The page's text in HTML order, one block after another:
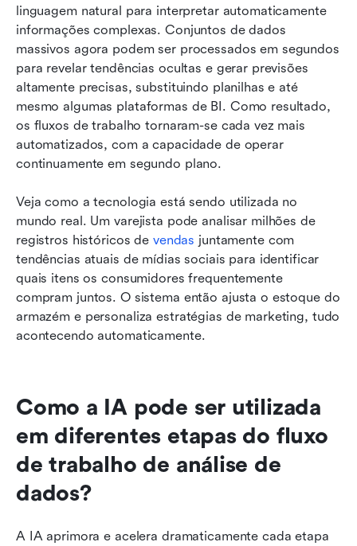
linguagem natural para interpretar automaticamente
informações complexas. Conjuntos de dados
massivos agora podem ser processados em segundos
para revelar tendências ocultas e gerar previsões
altamente precisas, substituindo planilhas e até
mesmo algumas plataformas de BI. Como resultado,
os fluxos de trabalho tornaram-se cada vez mais
automatizados, com a capacidade de operar
continuamente em segundo plano.
Veja como a tecnologia está sendo utilizada no
mundo real. Um varejista pode analisar milhões de
registros históricos de vendas juntamente com
tendências atuais de mídias sociais para identificar
quais itens os consumidores frequentemente
compram juntos. O sistema então ajusta o estoque do
armazém e personaliza estratégias de marketing, tudo
acontecendo automaticamente.
Como a IA pode ser utilizada
em diferentes etapas do fluxo
de trabalho de análise de
dados?
A IA aprimora e acelera dramaticamente cada etapa